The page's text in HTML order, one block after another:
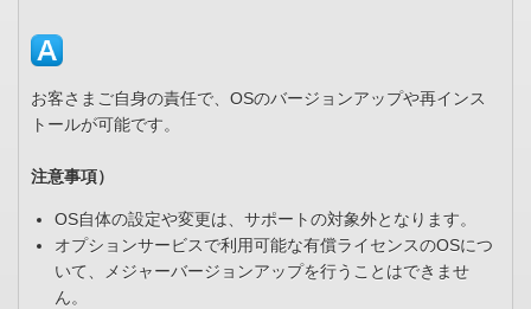
お客さまご自身の責任で、OSのバージョンアップや再インス
トールが可能です。
注意事項）
OS自体の設定や変更は、サポートの対象外となります。
オプションサービスで利用可能な有償ライセンスのOSにつ
いて、メジャーバージョンアップを行うことはできませ
ん。